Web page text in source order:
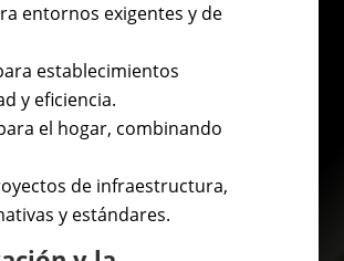
entornos exigentes y de
establecimientos
y eficiencia.
el hogar, combinando
de infraestructura,
y estándares.